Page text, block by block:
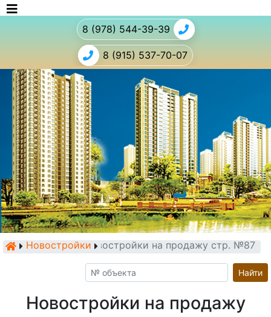
8 (978) 544-39-39
8 (915) 537-70-07
НовостройкиНовостройки на продажу стр. №87
Найти
Новостройки на продажу